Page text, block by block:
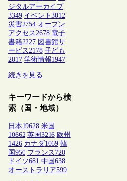
ジタルアーカイブ
3349 イベント 3012
災害2754 オープン
アクセス2678 電子
書籍2227 図書館サ
ービス2178 子ども
2017 学術情報1947
続きを見る
キーワードから検
索（国・地域）
日本19628 米国
10662 英国 3216 欧州
1426 カナダ1069 韓
国 950 フランス 720
ドイツ681 中国 638
オーストラリア599